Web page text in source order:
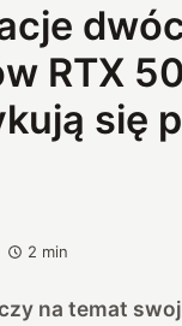
RTX
się
2 min
na temat